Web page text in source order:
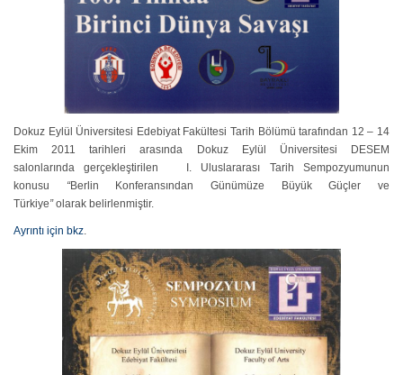
Dokuz Eylül Üniversitesi Edebiyat Fakültesi Tarih Bölümü tarafından 12 – 14
Ekim 2011 tarihleri arasında Dokuz Eylül Üniversitesi DESEM
salonlarında gerçekleştirilen I. Uluslararası Tarih Sempozyumunun
konusu “Berlin Konferansından Günümüze Büyük Güçler ve
Türkiye”olarak belirlenmiştir.
Ayrıntı için bkz